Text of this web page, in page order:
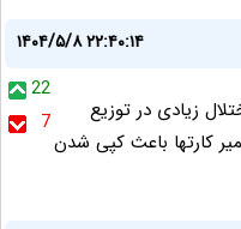
۱۴۰۴/۵/۸ ۲۲:۴۰:۱۴
22
7
زیادی در توزیع
کارتها باعث کپی شدن